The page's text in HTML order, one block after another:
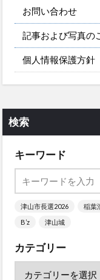
お問い合わせ
記事および写真の
個人情報保護方針
検索
キーワード
津山市長選2026 稲葉
B’z
津山城
カテゴリー